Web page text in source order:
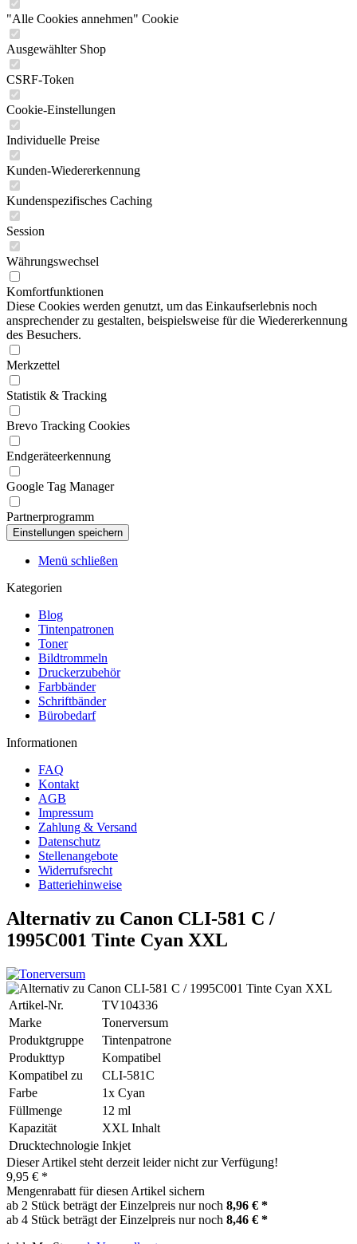
"Alle Cookies annehmen" Cookie
Ausgewählter Shop
CSRF-Token
Cookie-Einstellungen
Individuelle Preise
Kunden-Wiedererkennung
Kundenspezifisches Caching
Session
Währungswechsel
Komfortfunktionen
Diese Cookies werden genutzt, um das Einkaufserlebnis noch
ansprechender zu gestalten, beispielsweise für die Wiedererkennung
des Besuchers.
Merkzettel
Statistik & Tracking
Brevo Tracking Cookies
Endgeräteerkennung
Google Tag Manager
Partnerprogramm
Menü schließen
Kategorien
Blog
Tintenpatronen
Toner
Bildtrommeln
Druckerzubehör
Farbbänder
Schriftbänder
Bürobedarf
Informationen
FAQ
Kontakt
AGB
Impressum
Zahlung & Versand
Datenschutz
Stellenangebote
Widerrufsrecht
Batteriehinweise
Alternativ zu Canon CLI-581 C /
1995C001 Tinte Cyan XXL
Artikel-Nr.
TV104336
Marke
Tonerversum
Produktgruppe
Tintenpatrone
Produkttyp
Kompatibel
Kompatibel zu
CLI-581C
Farbe
1x Cyan
Füllmenge
12 ml
Kapazität
XXL Inhalt
Drucktechnologie Inkjet
Dieser Artikel steht derzeit leider nicht zur Verfügung!
9,95 € *
Mengenrabatt für diesen Artikel sichern
ab 2 Stück beträgt der Einzelpreis nur noch 8,96 € *
ab 4 Stück beträgt der Einzelpreis nur noch 8,46 € *